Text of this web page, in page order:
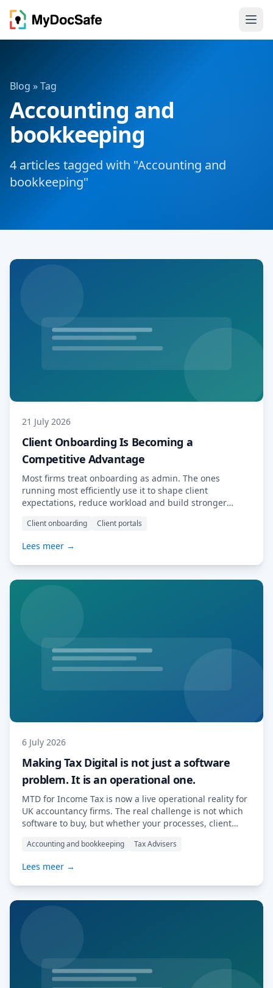
Blog » Tag
Accounting and
bookkeeping
4 articles tagged with "Accounting and
bookkeeping"
21 July 2026
Client Onboarding Is Becoming a
Competitive Advantage
Most firms treat onboarding as admin. The ones
running most efficiently use it to shape client
expectations, reduce workload and build stronger
Client onboarding Client portals
Lees meer →
6 July 2026
Making Tax Digital is not just a software
problem. It is an operational one.
MTD for Income Tax is now a live operational reality for
UK accountancy firms. The real challenge is not which
software to buy, but whether your processes, client
quarterly compliance cycle.
Accounting and bookkeeping Tax Advisers
Lees meer →